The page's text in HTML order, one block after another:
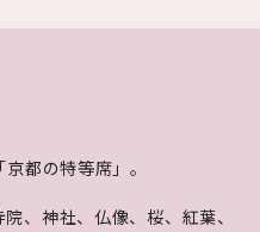
都の特等席」。
、神社、仏像、桜、紅葉、